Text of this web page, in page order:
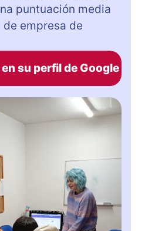
puntuación media
empresa de
su perfil de Google